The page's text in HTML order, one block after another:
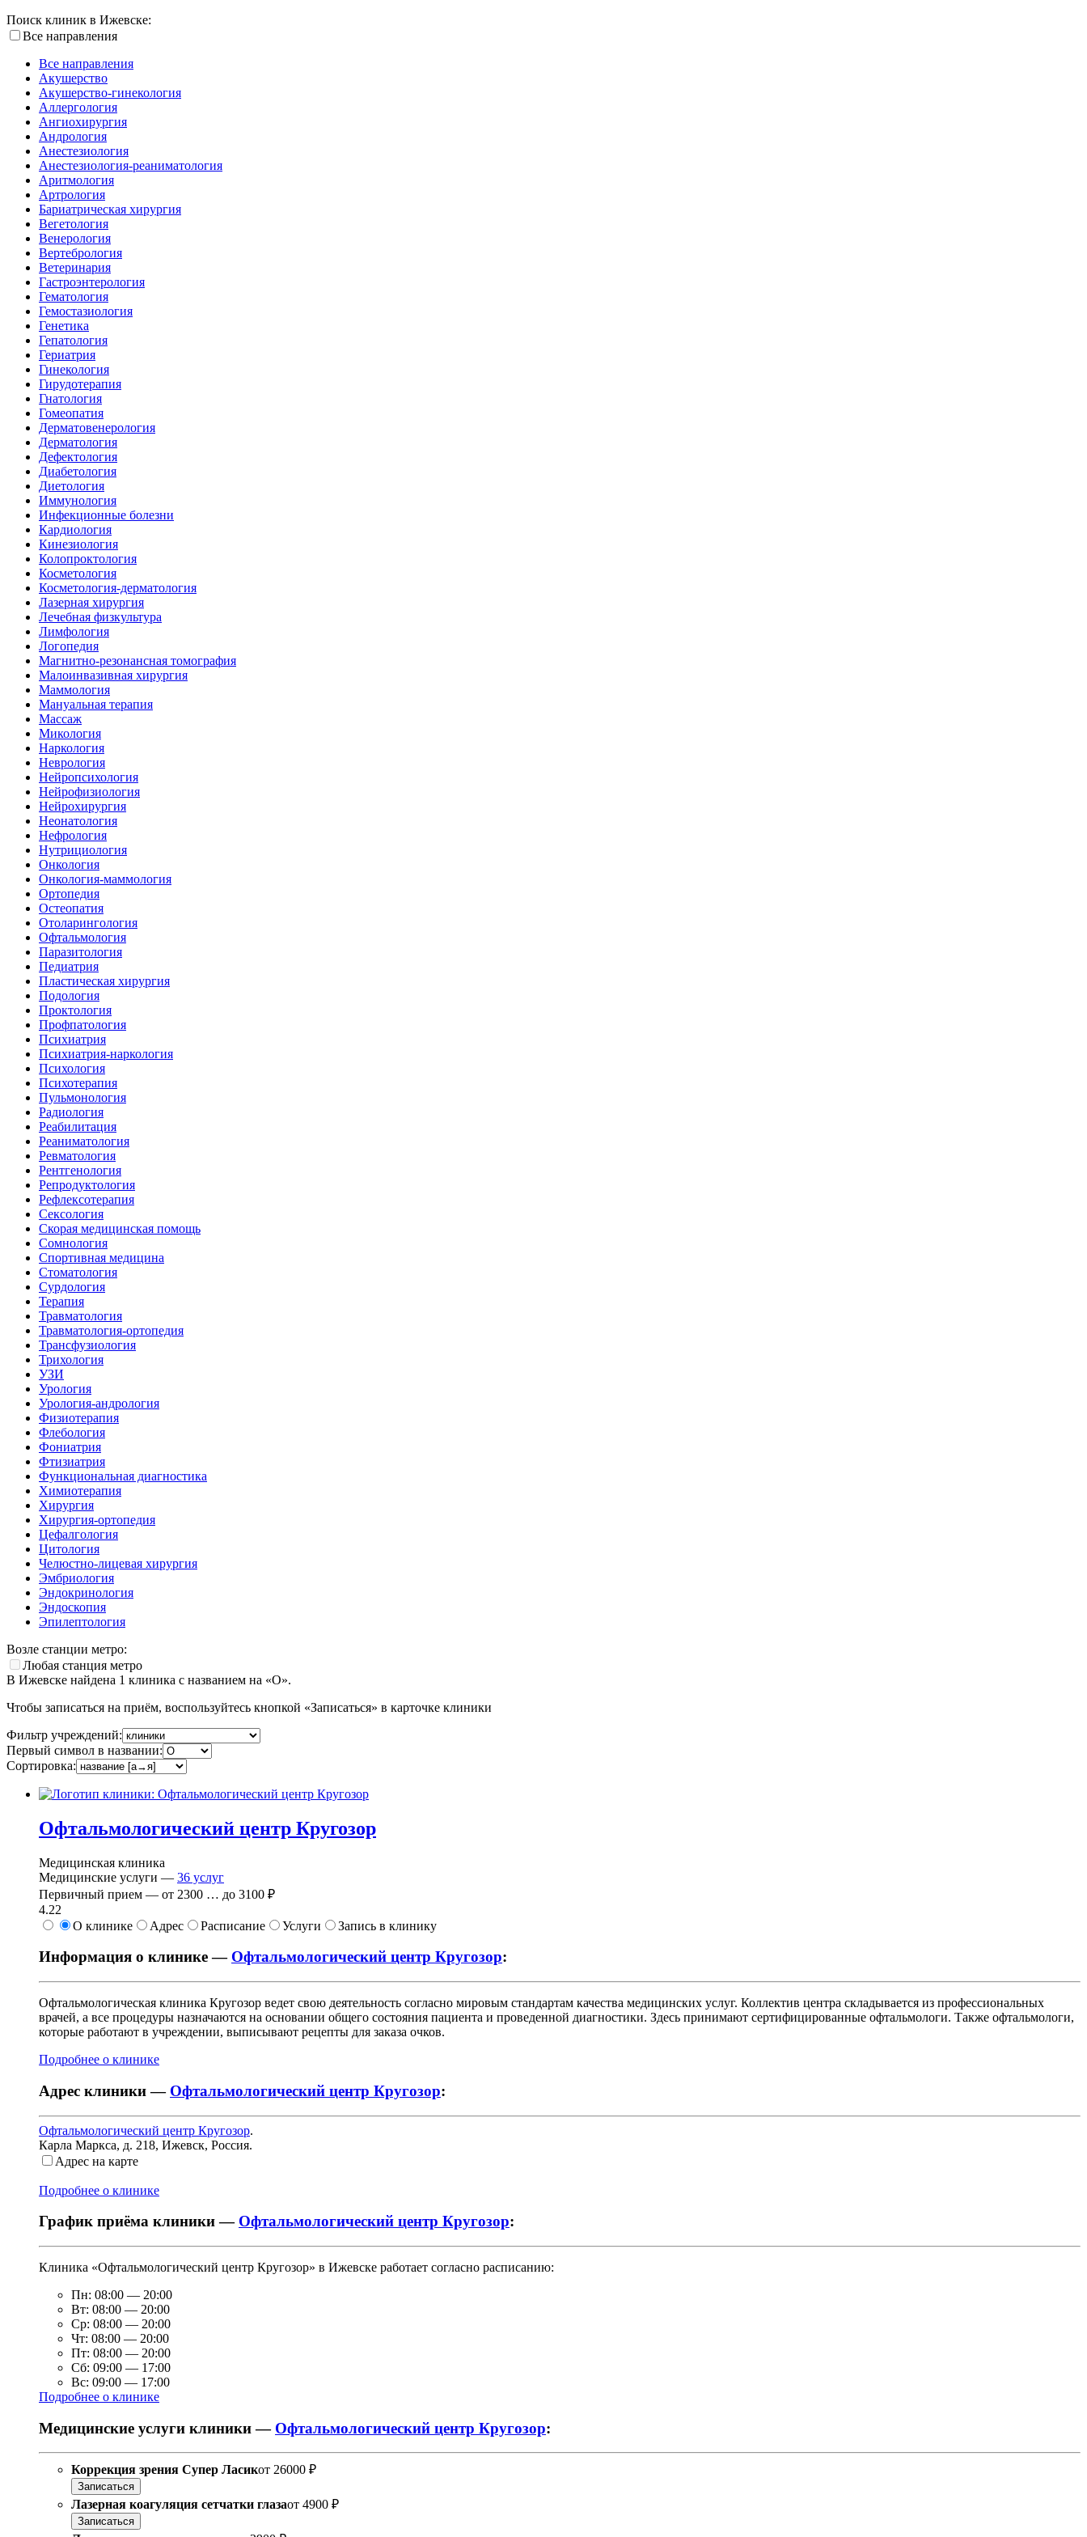
Поиск клиник в Ижевске:
Все направления
Все направления
Акушерство
Акушерство-гинекология
Аллергология
Ангиохирургия
Андрология
Анестезиология
Анестезиология-реаниматология
Аритмология
Артрология
Бариатрическая хирургия
Вегетология
Венерология
Вертебрология
Ветеринария
Гастроэнтерология
Гематология
Гемостазиология
Генетика
Гепатология
Гериатрия
Гинекология
Гирудотерапия
Гнатология
Гомеопатия
Дерматовенерология
Дерматология
Дефектология
Диабетология
Диетология
Иммунология
Инфекционные болезни
Кардиология
Кинезиология
Колопроктология
Косметология
Косметология-дерматология
Лазерная хирургия
Лечебная физкультура
Лимфология
Логопедия
Магнитно-резонансная томография
Малоинвазивная хирургия
Маммология
Мануальная терапия
Массаж
Микология
Наркология
Неврология
Нейропсихология
Нейрофизиология
Нейрохирургия
Неонатология
Нефрология
Нутрициология
Онкология
Онкология-маммология
Ортопедия
Остеопатия
Отоларингология
Офтальмология
Паразитология
Педиатрия
Пластическая хирургия
Подология
Проктология
Профпатология
Психиатрия
Психиатрия-наркология
Психология
Психотерапия
Пульмонология
Радиология
Реабилитация
Реаниматология
Ревматология
Рентгенология
Репродуктология
Рефлексотерапия
Сексология
Скорая медицинская помощь
Сомнология
Спортивная медицина
Стоматология
Сурдология
Терапия
Травматология
Травматология-ортопедия
Трансфузиология
Трихология
УЗИ
Урология
Урология-андрология
Физиотерапия
Флебология
Фониатрия
Фтизиатрия
Функциональная диагностика
Химиотерапия
Хирургия
Хирургия-ортопедия
Цефалгология
Цитология
Челюстно-лицевая хирургия
Эмбриология
Эндокринология
Эндоскопия
Эпилептология
Возле станции метро:
Любая станция метро
В Ижевске найдена 1 клиника с названием на «О».
Чтобы записаться на приём, воспользуйтесь кнопкой «Записаться» в карточке клиники
Фильтр учреждений:
Первый символ в названии:
Сортировка:
Офтальмологический центр Кругозор
Медицинская клиника
Медицинские услуги — 36 услуг
Первичный прием — от 2300 … до 3100 ₽
4.22
О клинике
Адрес Расписание Услуги Запись в клинику
Информация о клинике — Офтальмологический центр Кругозор:
Офтальмологическая клиника Кругозор ведет свою деятельность согласно мировым стандартам качества медицинских услуг. Коллектив центра складывается из профессиональных
врачей, а все процедуры назначаются на основании общего состояния пациента и проведенной диагностики. Здесь принимают сертифицированные офтальмологи. Также офтальмологи,
которые работают в учреждении, выписывают рецепты для заказа очков.
Подробнее о клинике
Адрес клиники — Офтальмологический центр Кругозор:
Офтальмологический центр Кругозор.
Карла Маркса, д. 218, Ижевск, Россия.
Адрес на карте
Подробнее о клинике
График приёма клиники — Офтальмологический центр Кругозор:
Клиника «Офтальмологический центр Кругозор» в Ижевске работает согласно расписанию:
Пн: 08:00 — 20:00
Вт: 08:00 — 20:00
Ср: 08:00 — 20:00
Чт: 08:00 — 20:00
Пт: 08:00 — 20:00
Сб: 09:00 — 17:00
Вс: 09:00 — 17:00
Подробнее о клинике
Медицинские услуги клиники — Офтальмологический центр Кругозор:
Коррекция зрения Супер Ласикот 26000 ₽
Записаться
Лазерная коагуляция сетчатки глазаот 4900 ₽
Записаться